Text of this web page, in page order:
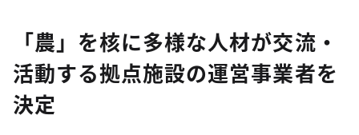
「農」を核に多様な人材が交流・
活動する拠点施設の運営事業者を
決定